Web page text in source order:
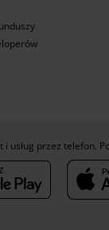
i usług przez telefon.